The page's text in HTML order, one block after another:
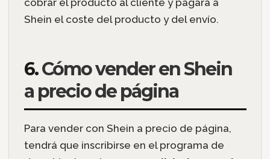
cobrar el producto al cliente y pagará a
Shein el coste del producto y del envío.
6.Cómo vender en Shein
a precio de página
Para vender con Shein a precio de página,
tendrá que inscribirse en el programa de